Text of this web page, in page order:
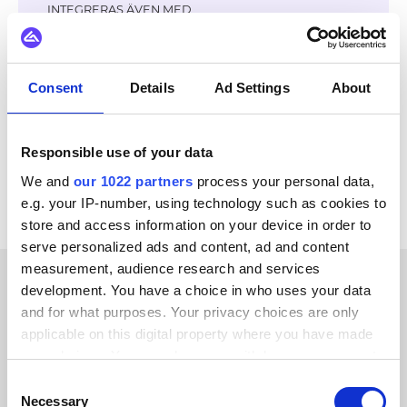
Consent Details Ad Settings About
Responsible use of your data
We and our 1022 partners process your personal data,
e.g. your IP-number, using technology such as cookies to
store and access information on your device in order to
serve personalized ads and content, ad and content
measurement, audience research and services
development. You have a choice in who uses your data
and for what purposes. Your privacy choices are only
applicable on this digital property where you have made
your choices. You can change or withdraw your consent
the Privacy trigger icon.
Necessary
INTEGRERAS ÄVEN MED
Zoho CRM
Salesforce SAP ECC - R/3
OpenAI
Se alla Akeneo-integrationer
KUNDBERÄTTELSER
See what our happy